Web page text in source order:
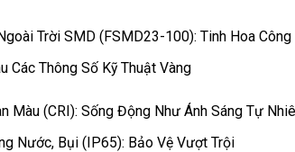
Trời SMD (FSMD23-100): Tinh Hoa Công
Các Thông Số Kỹ Thuật Vàng
Màu (CRI): Sống Động Như Ánh Sáng Tự
Nước, Bụi (IP65): Bảo Vệ Vượt Trội